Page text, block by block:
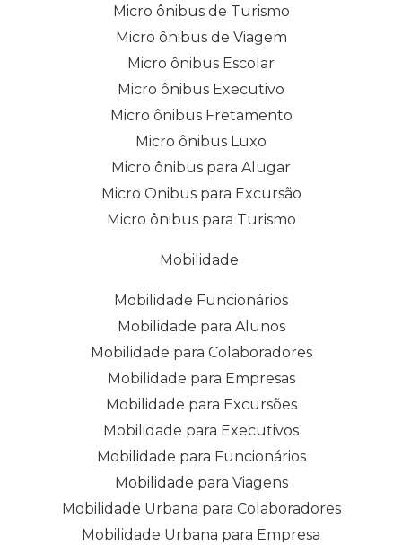
Micro ônibus de Turismo
Micro ônibus de Viagem
Micro ônibus Escolar
Micro ônibus Executivo
Micro ônibus Fretamento
Micro ônibus Luxo
Micro ônibus para Alugar
Micro Onibus para Excursão
Micro ônibus para Turismo
Mobilidade
Mobilidade Funcionários
Mobilidade para Alunos
Mobilidade para Colaboradores
Mobilidade para Empresas
Mobilidade para Excursões
Mobilidade para Executivos
Mobilidade para Funcionários
Mobilidade para Viagens
Mobilidade Urbana para Colaboradores
Mobilidade Urbana para Empresa